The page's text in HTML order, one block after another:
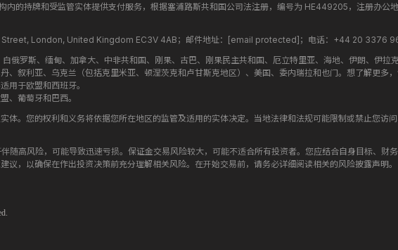
的持牌和受监管实体提供支付服务，根据塞浦路斯共和国公司法注册，编号为 HE449205，注册办
London, United Kingdom EC3V 4AB；邮件地址： [email protected] ；电话：+44 20 3376
俄罗斯、缅甸、加拿大、中非共和国、刚果、古巴、刚果民主共和国、厄立特里亚、海地、伊朗、伊拉
、叙利亚、乌克兰（包括克里米亚、顿涅茨克和卢甘斯克地区）、美国、委内瑞拉和也门。想了解更多，
用于欧盟和西班牙。
、葡萄牙和巴西。
体。您的权利和义务将依据您所在地区的监管及适用的实体决定。当地法律和法规可能限制或禁止您访
随高风险，可能导致迅速亏损。保证金交易风险较大，可能不适合所有投资者。您应结合自身目标、财
议，以确保在作出投资决策前充分理解相关风险。在开始交易前，请务必详细阅读相关的风险披露声明。